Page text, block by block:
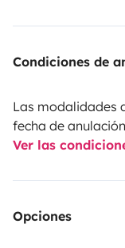
Condiciones de
Las modalidades
fecha de
Ver las
Opciones